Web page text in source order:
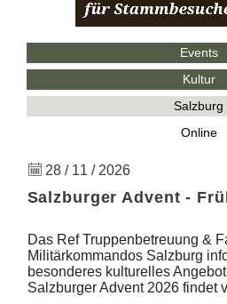
Events
Kultur
Salzburg
Online
28 / 11 / 2026
Salzburger Advent -
Das Ref Truppenbetreuung &
Militärkommandos Salzburg
besonderes kulturelles
Salzburger Advent 2026 findet